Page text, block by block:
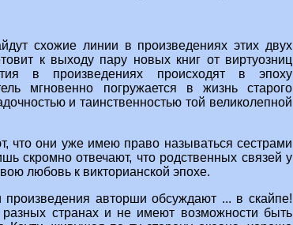
схожие линии в произведениях этих двух
к выходу пару новых книг от виртуозниц
в произведениях происходят в эпоху
мгновенно погружается в жизнь старого
и таинственностью той великолепной
что они уже имею право называться сестрами
скромно отвечают, что родственных связей у
любовь к викторианской эпохе.
авторши обсуждают ... в скайпе!
странах и не имеют возможности быть